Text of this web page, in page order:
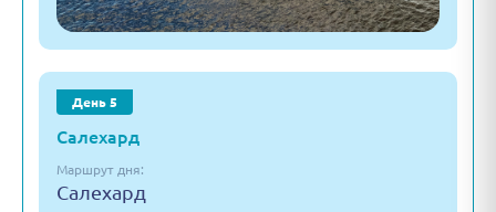
День 5
Салехард
Маршрут дня:
Салехард